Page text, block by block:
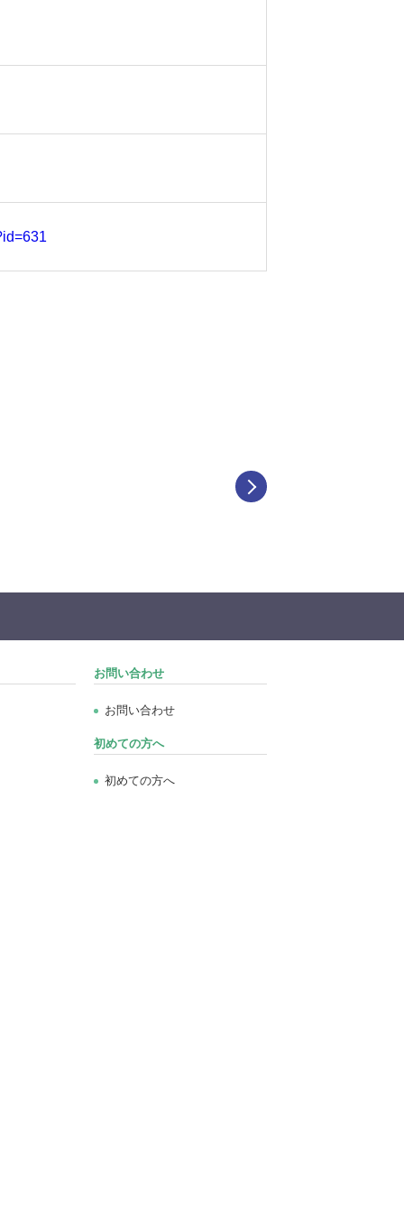
お問い合わせ
お問い合わせ
初めての方へ
初めての方へ